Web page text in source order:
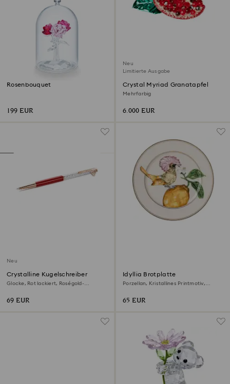
Rosenbouquet
199 EUR
Neu
Limitierte Ausgabe
Crystal Myriad Granatapfel
Mehrfarbig
6.000 EUR
Neu
Crystalline Kugelschreiber
Glocke, Rot lackiert, Roségold-
69 EUR
Idyllia Brotplatte
Porzellan, Kristallines Printmotiv,
65 EUR